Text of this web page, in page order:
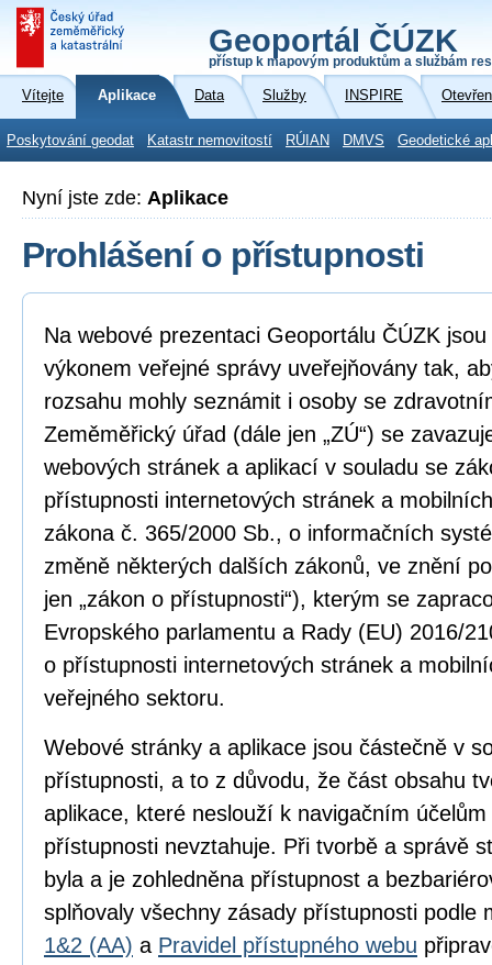
Geoportál ČÚZK
přístup k mapovým produktům a službám
Vítejte Aplikace Data Služby INSPIRE
Poskytování geodat Katastr nemovitostí RÚIAN DMVS Geodetické
Nyní jste zde: Aplikace
Prohlášení o přístupnosti
Na webové prezentaci Geoportálu ČÚZK
výkonem veřejné správy uveřejňovány tak,
rozsahu mohly seznámit i osoby se
Zeměměřický úřad (dále jen „ZÚ“) se
webových stránek a aplikací v souladu se
přístupnosti internetových stránek a
zákona č. 365/2000 Sb., o informačních
změně některých dalších zákonů, ve znění
jen „zákon o přístupnosti“), kterým se
Evropského parlamentu a Rady (EU) 2016/
o přístupnosti internetových stránek a
veřejného sektoru.
Webové stránky a aplikace jsou částečně v
přístupnosti, a to z důvodu, že část obsahu
aplikace, které neslouží k navigačním
přístupnosti nevztahuje. Při tvorbě a správě
byla a je zohledněna přístupnost a
splňovaly všechny zásady přístupnosti podle
1&2 (AA) a Pravidel přístupného webu